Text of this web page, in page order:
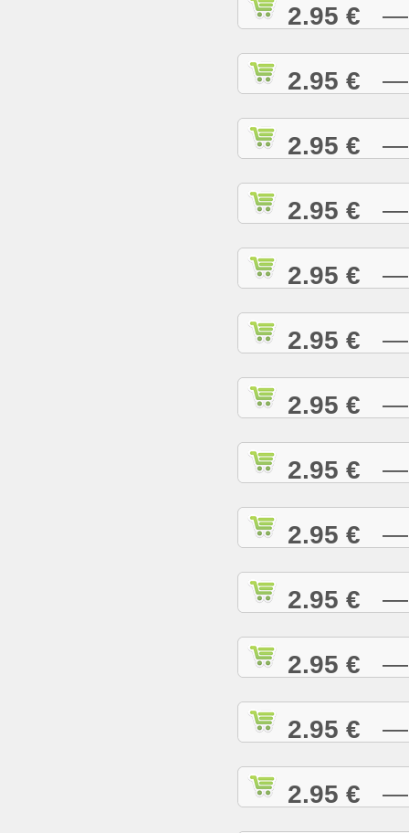
2.95 € —
2.95 € —
2.95 € —
2.95 € —
2.95 € —
2.95 € —
2.95 € —
2.95 € —
2.95 € —
2.95 € —
2.95 € —
2.95 € —
2.95 € —